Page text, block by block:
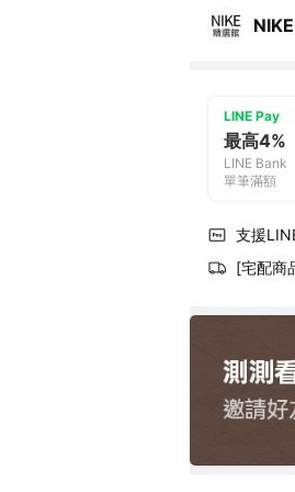
NIKE
LINE Pay
最高4%
LINE Bank
單筆滿額
支援
[宅配商